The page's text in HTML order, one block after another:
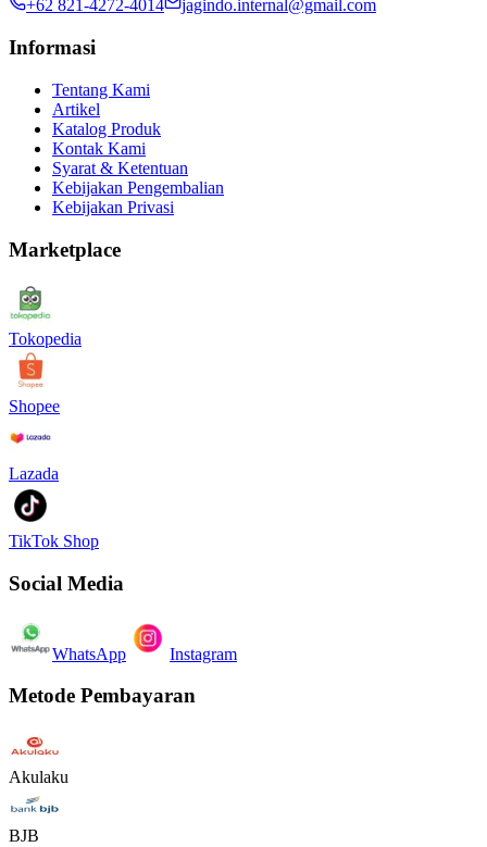
+62 821-4272-4014
jagindo.internal@gmail.com
Informasi
Tentang Kami
Artikel
Katalog Produk
Kontak Kami
Syarat & Ketentuan
Kebijakan Pengembalian
Kebijakan Privasi
Marketplace
Tokopedia
Shopee
Lazada
TikTok Shop
Social Media
WhatsApp Instagram
Metode Pembayaran
Akulaku
BJB